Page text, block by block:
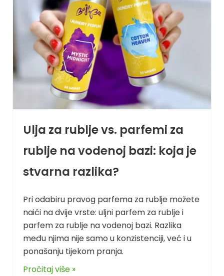
Ulja za rublje vs. parfemi za
rublje na vodenoj bazi: koja je
stvarna razlika?
Pri odabiru pravog parfema za rublje možete
naići na dvije vrste: uljni parfem za rublje i
parfem za rublje na vodenoj bazi. Razlika
među njima nije samo u konzistenciji, već i u
ponašanju tijekom pranja.
Pročitaj više »